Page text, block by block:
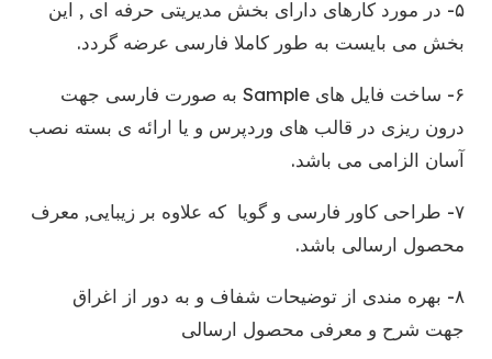
۵- در مورد کارهای دارای بخش مدیریتی حرفه ای , این
بخش می بایست به طور کاملا فارسی عرضه گردد.
۶- ساخت فایل های Sample به صورت فارسی جهت
درون ریزی در قالب های وردپرس و یا ارائه ی بسته نصب
آسان الزامی می باشد.
۷- طراحی کاور فارسی و گویا که علاوه بر زیبایی, معرف
محصول ارسالی باشد.
۸- بهره مندی از توضیحات شفاف و به دور از اغراق
جهت شرح و معرفی محصول ارسالی